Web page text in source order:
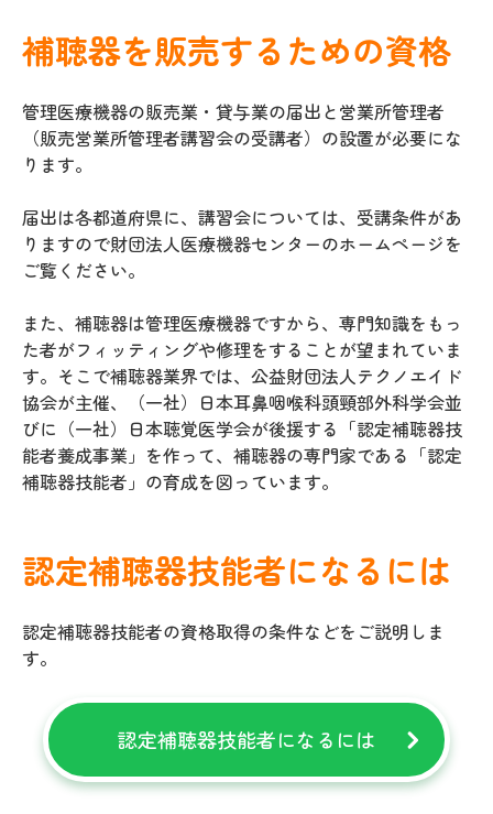
補聴器を販売するための資格
管理医療機器の販売業・貸与業の届出と営業所管理者
（販売営業所管理者講習会の受講者）の設置が必要にな
ります。
届出は各都道府県に、講習会については、受講条件があ
りますので財団法人医療機器センターのホームページを
ご覧ください。
また、補聴器は管理医療機器ですから、専門知識をもっ
た者がフィッティングや修理をすることが望まれていま
す。そこで補聴器業界では、公益財団法人テクノエイド
協会が主催、（一社）日本耳鼻咽喉科頭頸部外科学会並
びに（一社）日本聴覚医学会が後援する「認定補聴器技
能者養成事業」を作って、補聴器の専門家である「認定
補聴器技能者」の育成を図っています。
認定補聴器技能者になるには
認定補聴器技能者の資格取得の条件などをご説明しま
す。
認定補聴器技能者になるには